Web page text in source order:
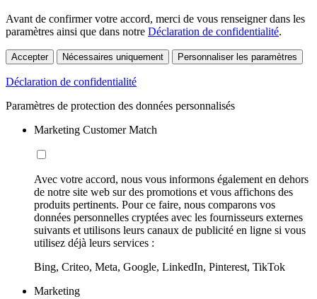
Avant de confirmer votre accord, merci de vous renseigner dans les
paramètres ainsi que dans notre Déclaration de confidentialité.
Accepter Nécessaires uniquement Personnaliser les paramètres
Déclaration de confidentialité
Paramètres de protection des données personnalisés
Marketing Customer Match
Avec votre accord, nous vous informons également en dehors
de notre site web sur des promotions et vous affichons des
produits pertinents. Pour ce faire, nous comparons vos
données personnelles cryptées avec les fournisseurs externes
suivants et utilisons leurs canaux de publicité en ligne si vous
utilisez déjà leurs services :
Bing, Criteo, Meta, Google, LinkedIn, Pinterest, TikTok
Marketing